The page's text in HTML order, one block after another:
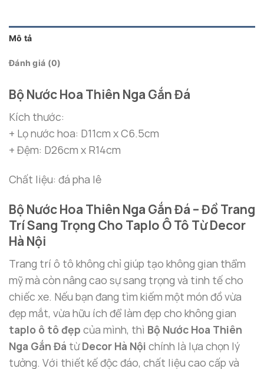
Mô tả
Đánh giá (0)
Bộ Nước Hoa Thiên Nga Gắn Đá
Kích thước:
+ Lọ nước hoa: D11cm x C6.5cm
+ Đệm: D26cm x R14cm
Chất liệu: đá pha lê
Bộ Nước Hoa Thiên Nga Gắn Đá – Đồ Trang
Trí Sang Trọng Cho Taplo Ô Tô Từ Decor
Hà Nội
Trang trí ô tô không chỉ giúp tạo không gian thẩm
mỹ mà còn nâng cao sự sang trọng và tinh tế cho
chiếc xe. Nếu bạn đang tìm kiếm một món đồ vừa
đẹp mắt, vừa hữu ích để làm đẹp cho không gian
taplo ô tô đẹp của mình, thì Bộ Nước Hoa Thiên
Nga Gắn Đá từDecor Hà Nội chính là lựa chọn lý
tưởng. Với thiết kế độc đáo, chất liệu cao cấp và